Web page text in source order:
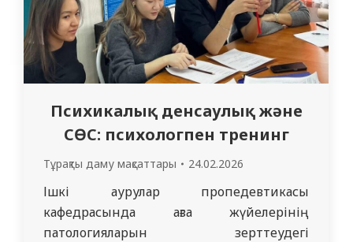
Психикалық денсаулық және
СӨС: психологпен тренинг
Тұрақты даму мақсаттары 24.02.2026
Ішкі аурулар пропедевтикасы
кафедрасында ағза жүйелерінің
патологияларын зерттеудегі